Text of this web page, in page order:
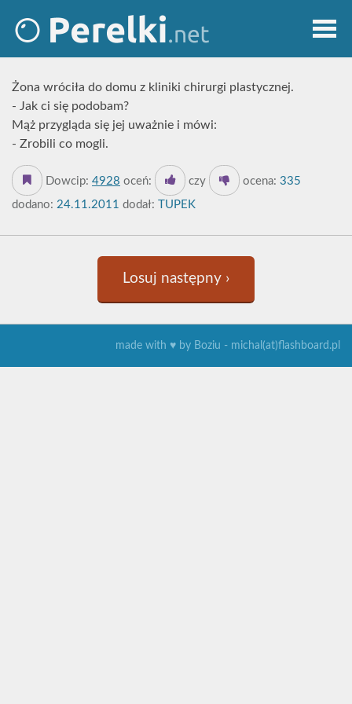
Żona wróciła do domu z kliniki chirurgi plastycznej.
- Jak ci się podobam?
Mąż przygląda się jej uważnie i mówi:
- Zrobili co mogli.
Dowcip: 4928 oceń: czy ocena: 335
dodano: 24.11.2011 dodał: TUPEK
Losuj następny ›
made with ♥ by Boziu - michal(at)flashboard.pl